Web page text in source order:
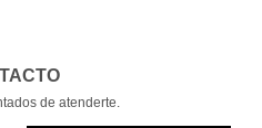
de atenderte.